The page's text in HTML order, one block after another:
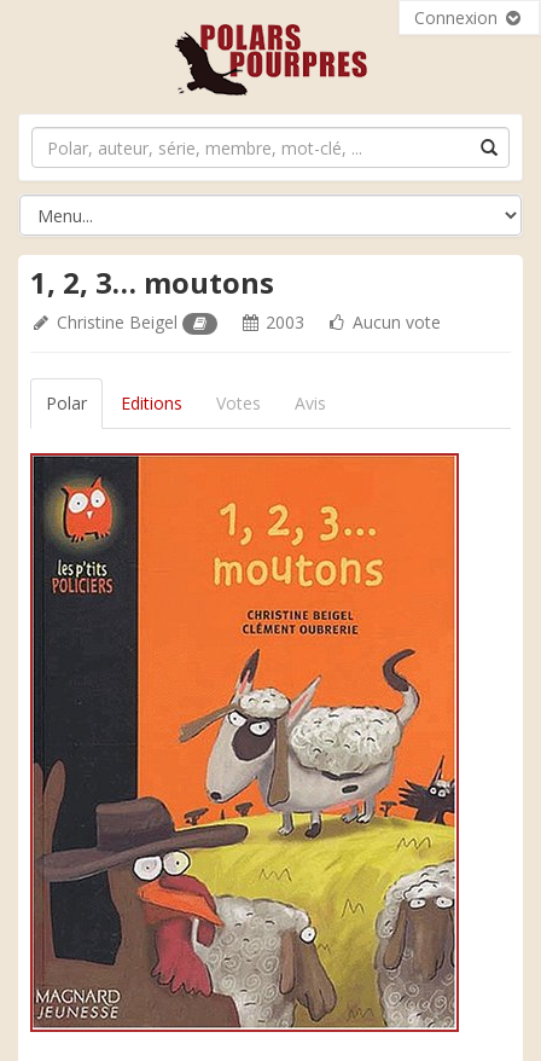
Connexion
1, 2, 3… moutons
Christine Beigel 2003 Aucun vote
Polar Editions Votes Avis